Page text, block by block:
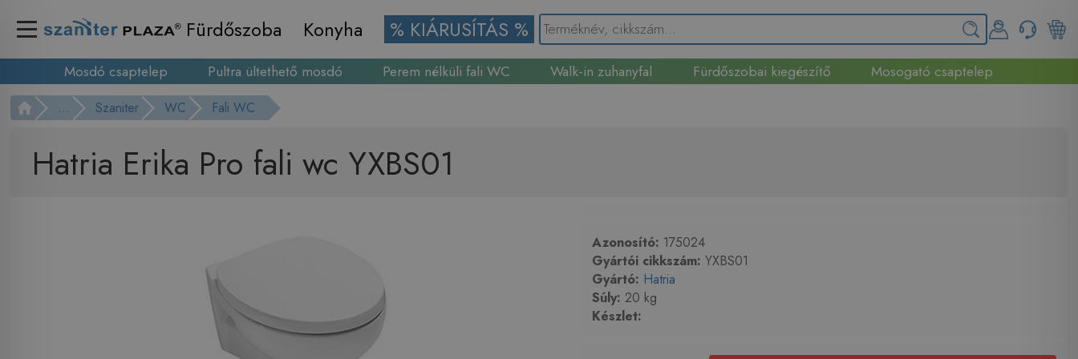
Fürdőszoba Konyha % KIÁRUSÍTÁS %
Mosdó csaptelep Pultra ültethető mosdó Perem nélküli fali WC Walk-in zuhanyfal Fürdőszobai kiegészítő
Mosogató csaptelep
... Szaniter WC Fali WC
Hatria Erika Pro fali wc YXBS01
Azonosító: 175024
Gyártói cikkszám: YXBS01
Gyártó: Hatria
Súly: 20 kg
Készlet: